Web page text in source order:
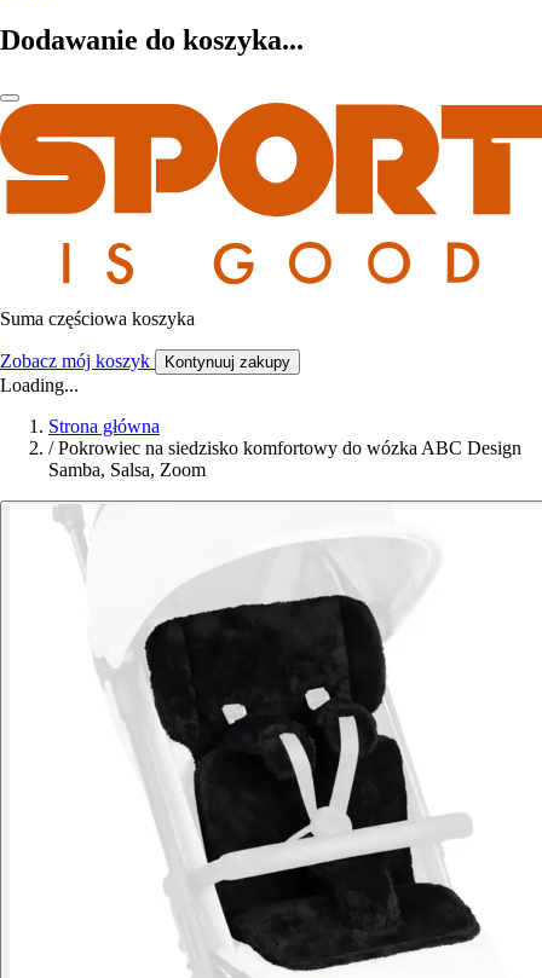
Dodawanie do koszyka...
Suma częściowa koszyka
Zobacz mój koszyk Kontynuuj zakupy
Loading...
Strona główna
/ Pokrowiec na siedzisko komfortowy do wózka ABC Design
Samba, Salsa, Zoom